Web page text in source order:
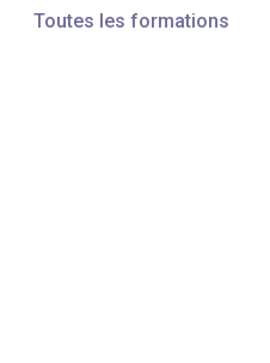
Toutes les formations